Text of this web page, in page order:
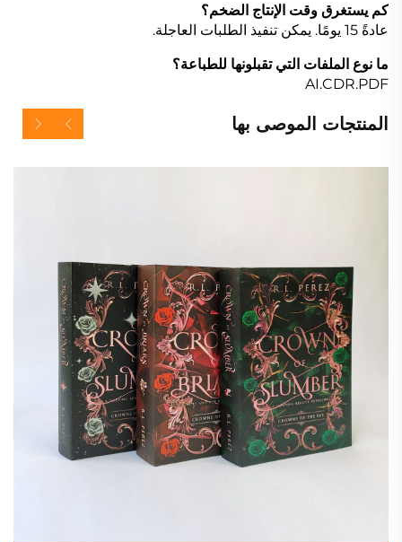
كم يستغرق وقت الإنتاج الضخم؟
عادةً 15 يومًا. يمكن تنفيذ الطلبات العاجلة.
ما نوع الملفات التي تقبلونها للطباعة؟
AI.CDR.PDF
المنتجات الموصى بها